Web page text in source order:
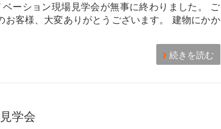
ーション現場見学会が無事に終わりました。 ご
お客様、大変ありがとうございます。 建物にかか
続きを読む
学会